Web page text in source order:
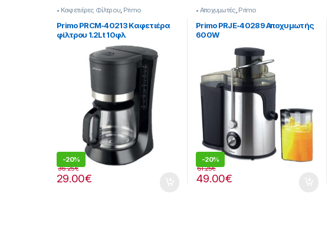
• Καφετιέρες Φίλτρου Primo
Primo PRCM-40213 Καφετιέρα
φίλτρου 1.2Lt 10φλ
-20%
29.00€
36.25€
• Αποχυμωτές Primo
Primo PRJE-40289 Αποχυμωτής
600W
-20%
49.00€
61.25€